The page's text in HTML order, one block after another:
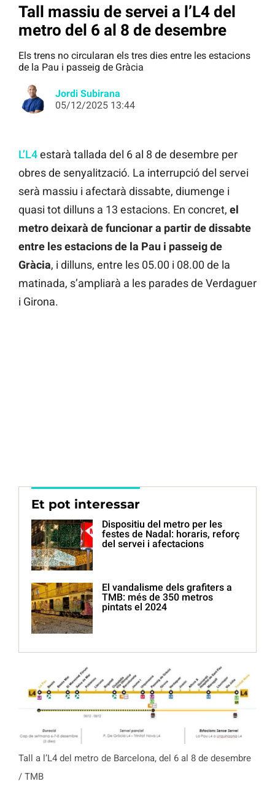
Tall massiu de servei a l’L4 del
metro del 6 al 8 de desembre
Els trens no circularan els tres dies entre les estacions
de la Pau i passeig de Gràcia
Jordi Subirana
05/12/2025 13:44
L’L4estarà tallada del 6 al 8 de desembre per
obres de senyalització. La interrupció del servei
serà massiu i afectarà dissabte, diumenge i
quasi tot dilluns a 13 estacions. En concret, el
metro deixarà de funcionar a partir de dissabte
entre les estacions de la Pau i passeig de
Gràcia, i dilluns, entre les 05.00 i 08.00 de la
matinada, s’ampliarà a les parades de Verdaguer
i Girona.
Et pot interessar
Dispositiu del metro per les
festes de Nadal: horaris, reforç
del servei i afectacions
El vandalisme dels grafiters a
TMB: més de 350 metros
pintats el 2024
Tall a l’L4 del metro de Barcelona, del 6 al 8 de desembre
/ TMB